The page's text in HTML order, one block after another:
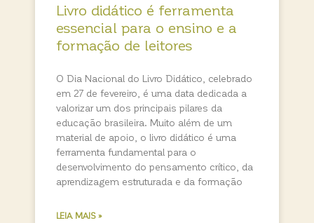
Livro didático é ferramenta
essencial para o ensino e a
formação de leitores
O Dia Nacional do Livro Didático, celebrado
em 27 de fevereiro, é uma data dedicada a
valorizar um dos principais pilares da
educação brasileira. Muito além de um
material de apoio, o livro didático é uma
ferramenta fundamental para o
desenvolvimento do pensamento crítico, da
aprendizagem estruturada e da formação
LEIA MAIS »